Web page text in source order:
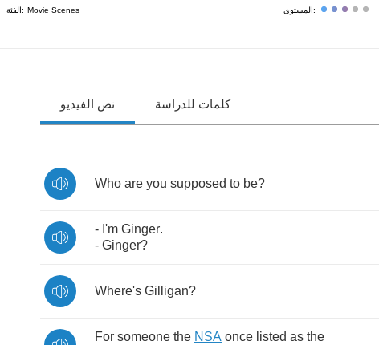
الفئة: Movie Scenes المستوى:
نص الفيديو كلمات للدراسة
Who are you supposed to be?
- I'm Ginger.
- Ginger?
Where's Gilligan?
For someone the NSA once listed as the